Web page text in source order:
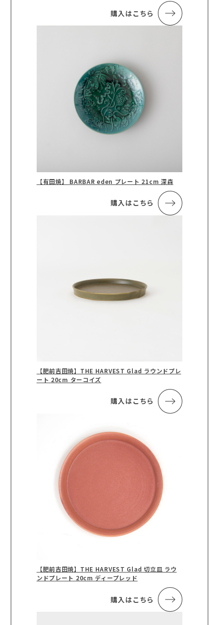
購入はこちら
【有田焼】 BARBAR eden プレート 21cm 深森
購入はこちら
【肥前吉田焼】THE HARVEST Glad ラウンドプレ
ート 20cm ターコイズ
購入はこちら
【肥前吉田焼】THE HARVEST Glad 切立皿 ラウ
ンドプレート 20cm ディープレッド
購入はこちら